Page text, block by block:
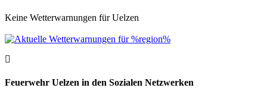
Keine Wetterwarnungen für Uelzen
Feuerwehr Uelzen in den Sozialen Netzwerken